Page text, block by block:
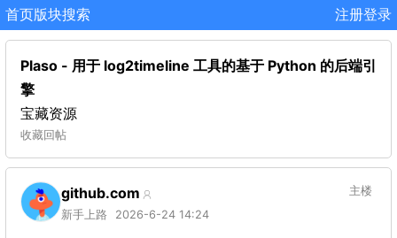
首页版块搜索 注册登录
Plaso - 用于 log2timeline 工具的基于 Python 的后端引
擎
宝藏资源
收藏回帖
github.com
新手上路 2026-6-24 14:24
主楼